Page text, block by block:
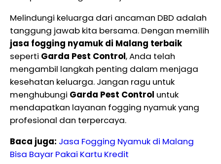
Melindungi keluarga dari ancaman DBD adalah
tanggung jawab kita bersama. Dengan memilih
jasa fogging nyamuk di Malang terbaik
seperti Garda Pest Control, Anda telah
mengambil langkah penting dalam menjaga
kesehatan keluarga. Jangan ragu untuk
menghubungi Garda Pest Control untuk
mendapatkan layanan fogging nyamuk yang
profesional dan terpercaya.
Baca juga: Jasa Fogging Nyamuk di Malang
Bisa Bayar Pakai Kartu Kredit